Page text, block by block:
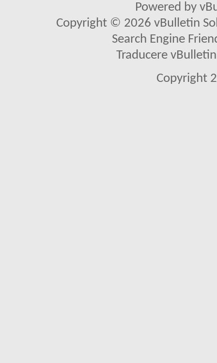
Powered by
Copyright © 2026 vBulletin
Search Engine
Traducere
Copyright